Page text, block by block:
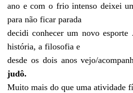
ano e com o frio intenso deixei
para não ficar parada
decidi conhecer um novo
história, a filosofia e
desde os dois anos vejo/
judô.
Muito mais do que uma atividade